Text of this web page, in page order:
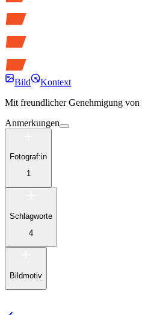
Bild
Kontext
Mit freundlicher Genehmigung von
Anmerkungen
Fotograf:in
1
Schlagworte
4
Bildmotiv